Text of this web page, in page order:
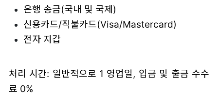
은행 송금(국내 및 국제)
신용카드/직불카드(Visa/Mastercard)
전자 지갑
처리 시간: 일반적으로 1 영업일, 입금 및 출금 수수
료 0%